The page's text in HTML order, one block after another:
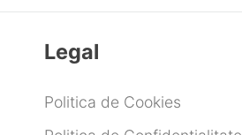
Legal
Politica de Cookies